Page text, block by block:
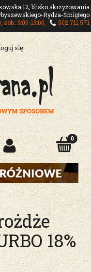
12, blisko skrzyżowania
Rydza-Śmigłego
sob.: 9:00-13:00,
502 711 571
się
18%